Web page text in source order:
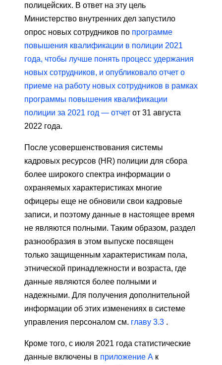
полицейских. В ответ на эту цель
Министерство внутренних дел запустило
опрос новых сотрудников по программе
повышения квалификации в полиции 2021
года, чтобы лучше понять процесс удержания
новых сотрудников, и опубликовало отчет о
приеме на работу новых сотрудников в рамках
программы повышения квалификации
полиции за 2021 год — отчет от 31 августа
2022 года.
После усовершенствования системы
кадровых ресурсов (HR) полиции для сбора
более широкого спектра информации о
охраняемых характеристиках многие
офицеры еще не обновили свои кадровые
записи, и поэтому данные в настоящее время
не являются полными. Таким образом, раздел
разнообразия в этом выпуске посвящен
только защищенным характеристикам пола,
этнической принадлежности и возраста, где
данные являются более полными и
надежными. Для получения дополнительной
информации об этих изменениях в системе
управления персоналом см. главу 3.3 .
Кроме того, с июля 2021 года статистические
данные включены в приложение A к